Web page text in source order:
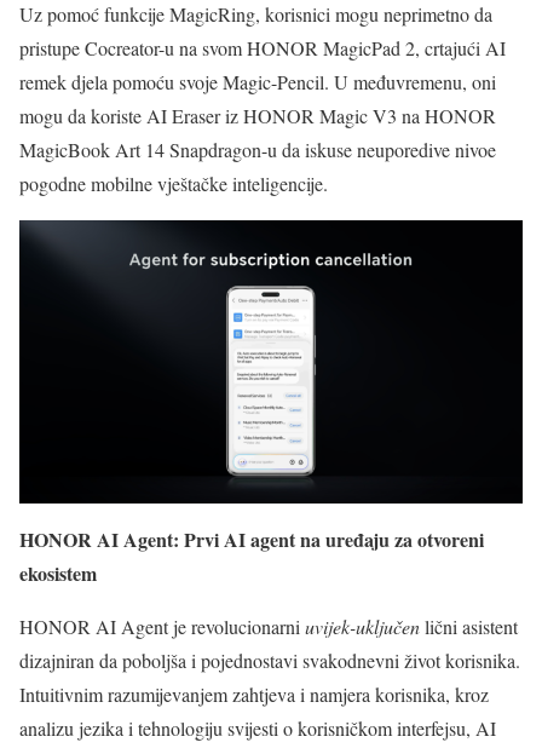
Uz pomoć funkcije MagicRing, korisnici mogu neprimetno da
pristupe Cocreator-u na svom HONOR MagicPad 2, crtajući AI
remek djela pomoću svoje Magic-Pencil. U međuvremenu, oni
mogu da koriste AI Eraser iz HONOR Magic V3 na HONOR
MagicBook Art 14 Snapdragon-u da iskuse neuporedive nivoe
pogodne mobilne vještačke inteligencije.
HONOR AI Agent: Prvi AI agent na uređaju za otvoreni
ekosistem
HONOR AI Agent je revolucionarniuvijek-uključenlični asistent
dizajniran da poboljša i pojednostavi svakodnevni život korisnika.
Intuitivnim razumijevanjem zahtjeva i namjera korisnika, kroz
analizu jezika i tehnologiju svijesti o korisničkom interfejsu, AI